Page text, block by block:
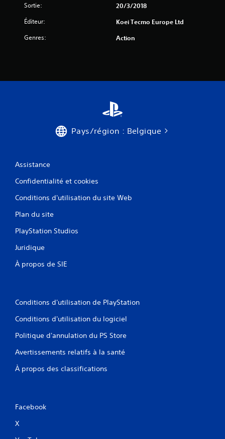
Sortie: 20/3/2018
Éditeur: Koei Tecmo Europe Ltd
Genres: Action
Pays/région : Belgique
Assistance
Confidentialité et cookies
Conditions d'utilisation du site Web
Plan du site
PlayStation Studios
Juridique
À propos de SIE
Conditions d'utilisation de PlayStation
Conditions d'utilisation du logiciel
Politique d'annulation du PS Store
Avertissements relatifs à la santé
À propos des classifications
Facebook
X